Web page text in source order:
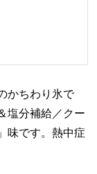
かちわり氷で
塩分補給／クー
味です。熱中症